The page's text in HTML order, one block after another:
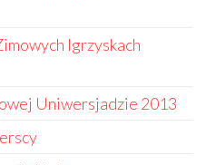
Igrzyskach
Uniwersjadzie 2013